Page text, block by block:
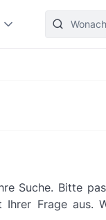
Suche. Bitte
Ihrer Frage aus.